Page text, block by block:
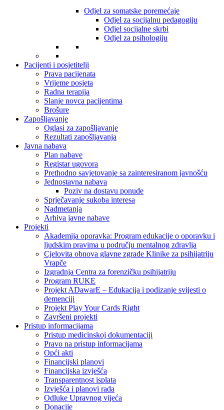
Odjel za somatske poremećaje
Odjel za socijalnu pedagogiju
Odjel socijalne skrbi
Odjel za psihologiju
Pacijenti i posjetitelji
Prava pacijenata
Vrijeme posjeta
Radna terapija
Slanje novca pacijentima
Brošure
Zapošljavanje
Oglasi za zapošljavanje
Rezultati zapošljavanja
Javna nabava
Plan nabave
Registar ugovora
Prethodno savjetovanje sa zainteresiranom javnošću
Jednostavna nabava
Poziv na dostavu ponude
Sprječavanje sukoba interesa
Nadmetanja
Arhiva javne nabave
Projekti
Akademija oporavka: Program edukacije o oporavku i
ljudskim pravima u području mentalnog zdravlja
Cjelovita obnova glavne zgrade Klinike za psihijatriju
Vrapče
Izgradnja Centra za forenzičku psihijatriju
Program RUKE
Projekt ADawarE – Edukacija i podizanje svijesti o
demenciji
Projekt Play Your Cards Right
Završeni projekti
Pristup informacijama
Pristup medicinskoj dokumentaciji
Pravo na pristup informacijama
Opći akti
Financijski planovi
Financijska izvješća
Transparentnost isplata
Izvješća i planovi rada
Odluke Upravnog vijeća
Donacije